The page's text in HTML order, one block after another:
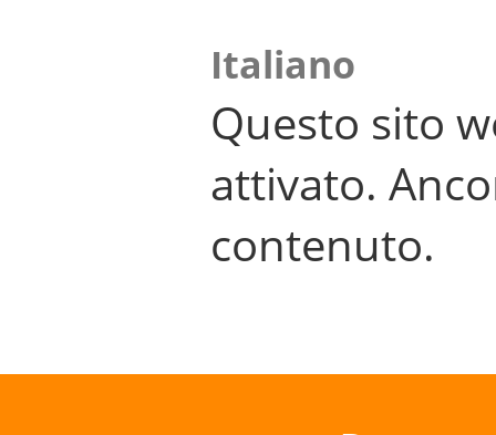
Italiano
Questo sito
attivato.
contenuto.